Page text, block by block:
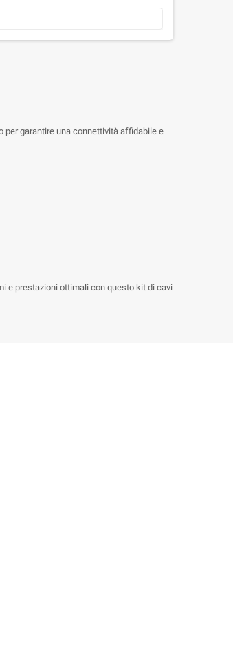
per garantire una connettività affidabile e
e prestazioni ottimali con questo kit di cavi